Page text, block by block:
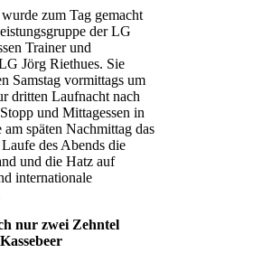
zum Tag gemacht
der LG
Trainer und
Jörg Riethues. Sie
Samstag vormittags um
dritten Laufnacht nach
und Mittagessen in
späten Nachmittag das
des Abends die
und die Hatz auf
internationale
nur zwei Zehntel